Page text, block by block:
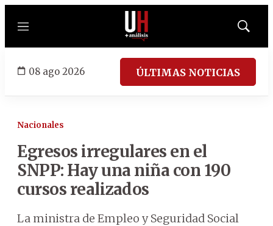
Menú
Mostrar
08 ago 2026 ÚLTIMAS NOTICIAS
Nacionales
Egresos irregulares en el
SNPP: Hay una niña con 190
cursos realizados
La ministra de Empleo y Seguridad Social